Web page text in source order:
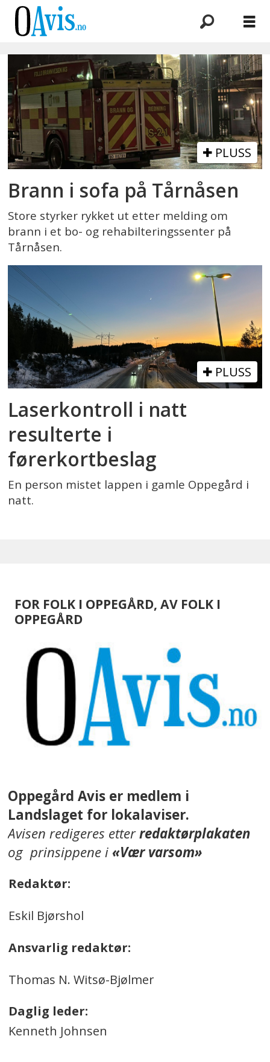
Emne:
christian
svela
PLUSS
Brann i sofa på Tårnåsen
Store styrker rykket ut etter melding om
brann i et bo- og rehabilteringssenter på
Tårnåsen.
PLUSS
Laserkontroll i natt
resulterte i
førerkortbeslag
En person mistet lappen i gamle Oppegård i
natt.
FOR FOLK I OPPEGÅRD, AV FOLK I
OPPEGÅRD
Oppegård Avis er medlem i
Landslaget for lokalaviser.
Avisen redigeres etterredaktørplakaten
og prinsippene i«Vær varsom»
Redaktør:
Eskil Bjørshol
Ansvarlig redaktør:
Thomas N. Witsø-Bjølmer
Daglig leder:
Kenneth Johnsen